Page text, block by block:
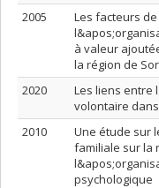
2005
Les facteurs
à valeur
la région de
2020
Les liens entre
volontaire
2010
Une étude sur
familiale sur la
psychologique